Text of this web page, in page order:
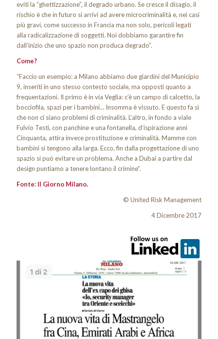
eviti la “ghettizzazione”, il degrado urbano. Se cresce il disagio, il
rischio è che in futuro si arrivi ad avere microcriminalità e, nei casi
più gravi, come successo in Francia ma non solo, pericoli legati
alla radicalizzazione di soggetti. Noi dobbiamo garantire fin
dall’inizio che uno spazio non produca degrado”.
Come?
“Faccio un esempio: a Milano abbiamo due giardini del Municipio
9, inseriti in uno stesso contesto sociale, ma opposti quanto a
frequentazioni. Il primo è in via Veglia: c’è un campo di calcetto, la
bocciofila, spazi per i bambini… Insomma è vissuto. E questo fa sì
che non ci siano problemi di criminalità. L’altro, in fondo a viale
Fulvio Testi, con panchine e una fontanella, d’ispirazione anni
Cinquanta, attira invece prostituzione e criminalità. Mamme con
bambini si tengono alla larga. Ecco, fin dalla progettazione di uno
spazio si può evitare un problema. Anche a Dubai a partire dal
design puntiamo a tenere lontano il crimine”.
Fonte: Il Giorno Milano.
© United Risk Management
4 Dicembre 2017